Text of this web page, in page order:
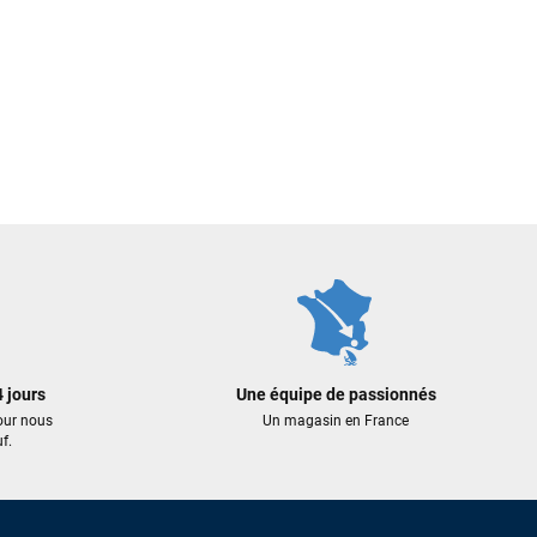
jours
nous
Une équipe de passionnés
Un magasin en France